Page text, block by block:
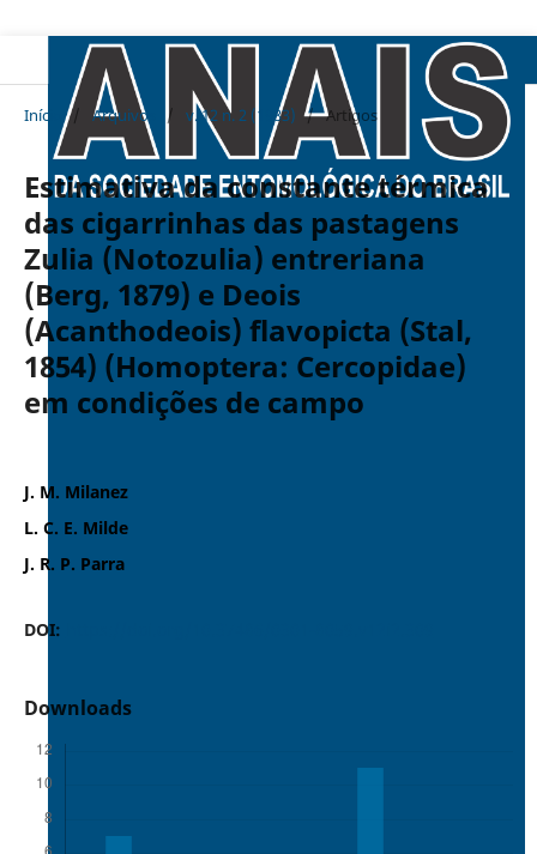
Início / Arquivos / v. 12 n. 2 (1983) / Artigos
Estimativa da constante térmica
das cigarrinhas das pastagens
Zulia (Notozulia) entreriana
(Berg, 1879) e Deois
(Acanthodeois) flavopicta (Stal,
1854) (Homoptera: Cercopidae)
em condições de campo
J. M. Milanez
L. C. E. Milde
J. R. P. Parra
DOI:
Downloads